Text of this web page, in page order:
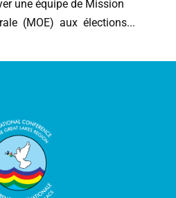
une équipe de Mission
(MOE) aux élections...